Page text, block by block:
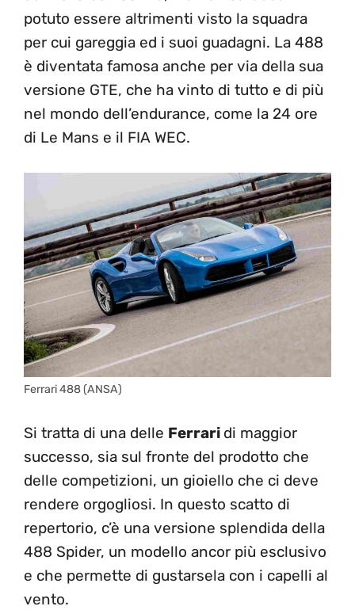
potuto essere altrimenti visto la squadra
per cui gareggia ed i suoi guadagni. La 488
è diventata famosa anche per via della sua
versione GTE, che ha vinto di tutto e di più
nel mondo dell’endurance, come la 24 ore
di Le Mans e il FIA WEC.
Ferrari 488 (ANSA)
Si tratta di una delle Ferrari di maggior
successo, sia sul fronte del prodotto che
delle competizioni, un gioiello che ci deve
rendere orgogliosi. In questo scatto di
repertorio, c’è una versione splendida della
488 Spider, un modello ancor più esclusivo
e che permette di gustarsela con i capelli al
vento.